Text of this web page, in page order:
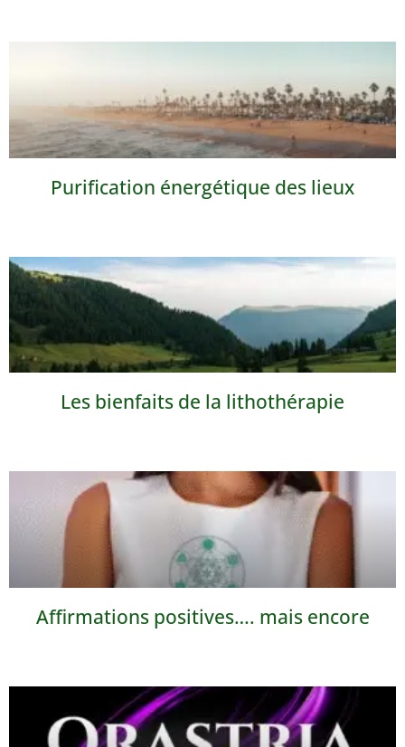
Purification énergétique des lieux
Les bienfaits de la lithothérapie
Affirmations positives…. mais encore